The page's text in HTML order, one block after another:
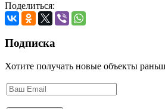
Поделиться:
Подписка
Хотите получать новые объекты